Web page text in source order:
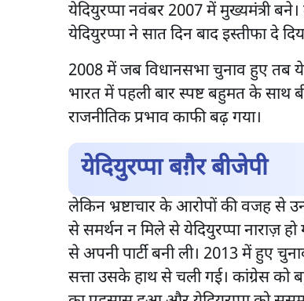
येदियुरप्पा नवंबर 2007 में मुख्यमंत्री
येदियुरप्पा ने सात दिन बाद इस्तीफा दे
2008 में जब विधानसभा चुनाव हुए तब
भारत में पहली बार स्पष्ट बहुमत के साथ
राजनीतिक प्रभाव काफी बढ़ गया।
येदियुरप्पा बग़ैर बीजेपी
लेकिन भ्रष्टाचार के आरोपों की वजह से
से समर्थन न मिले से येदियुरप्पा नाराज़ हो
से अपनी पार्टी बनी ली। 2013 में हुए
सत्ता उसके हाथ से चली गई। कांग्रेस को